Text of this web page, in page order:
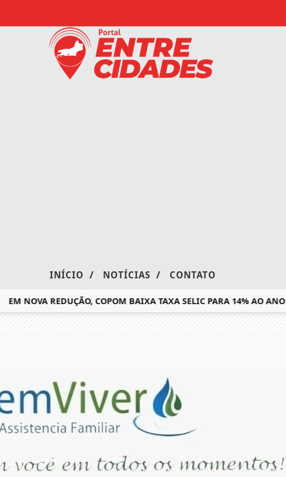
INÍCIO / NOTÍCIAS / CONTATO
EM NOVA REDUÇÃO, COPOM BAIXA TAXA SELIC PARA 14% AO ANO